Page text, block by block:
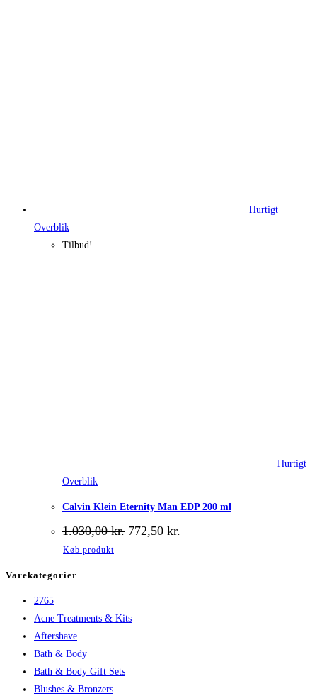
Hurtigt
Overblik
Tilbud!
Hurtigt
Overblik
Calvin Klein Eternity Man EDP 200 ml
1.030,00kr. Den
oprindelige
772,50 kr.
aktuelle
Køb produkt
Varekategorier
2765
Acne Treatments & Kits
Aftershave
Bath & Body
Bath & Body Gift Sets
Blushes & Bronzers